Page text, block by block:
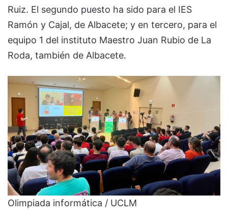
Ruiz. El segundo puesto ha sido para el IES
Ramón y Cajal, de Albacete; y en tercero, para el
equipo 1 del instituto Maestro Juan Rubio de La
Roda, también de Albacete.
Olimpiada informática / UCLM